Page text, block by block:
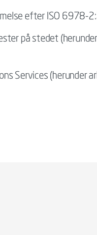
efter ISO 6978-
på stedet
Services (herunder